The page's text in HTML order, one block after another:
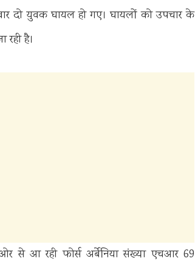
दो युवक घायल हो गए। घायलों को उपचार के
है।
से आ रही फोर्स अर्बेनिया संख्या एचआर 69